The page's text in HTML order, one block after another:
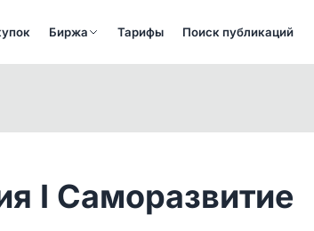
Биржа Тарифы Поиск публикаций
I Саморазвитие